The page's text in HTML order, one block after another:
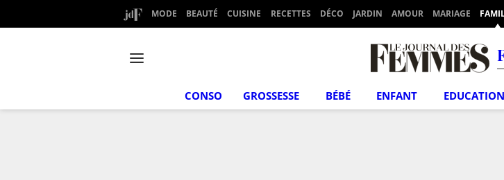
MODE BEAUTÉ CUISINE RECETTES DÉCO JARDIN AMOUR MARIAGE
CONSO GROSSESSE BÉBÉ ENFANT EDUCATION